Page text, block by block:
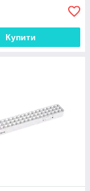
Купити